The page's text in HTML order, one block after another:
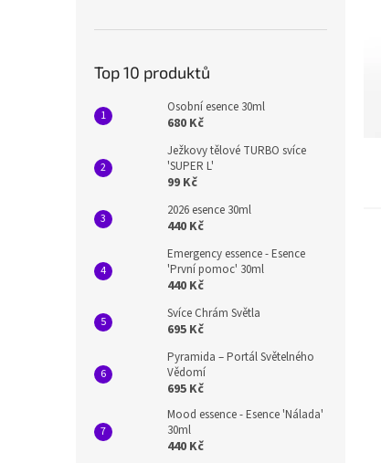
Top 10 produktů
Osobní esence 30ml
680 Kč
Ježkovy tělové TURBO svíce
'SUPER L'
99 Kč
2026 esence 30ml
440 Kč
Emergency essence - Esence
'První pomoc' 30ml
440 Kč
Svíce Chrám Světla
695 Kč
Pyramida – Portál Světelného
Vědomí
695 Kč
Mood essence - Esence 'Nálada'
30ml
440 Kč